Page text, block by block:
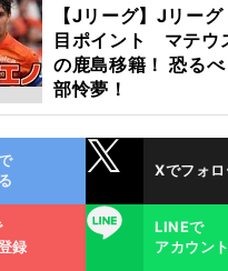
【Jリーグ】Jリー
目ポイント マテウ
の鹿島移籍！ 恐る
部怜夢！
動画
Xでフォロ
録
LINE
LINEで
アカウン